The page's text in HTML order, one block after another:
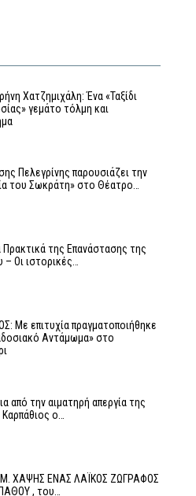
Χατζημιχάλη: Ένα «Ταξίδι
γεμάτο τόλμη και
Πελεγρίνης παρουσιάζει την
του Σωκράτη» στο Θέατρο…
της Επανάστασης της
Οι ιστορικές…
Με επιτυχία πραγματοποιήθηκε
Αντάμωμα» στο
από την αιματηρή απεργία της
ο…
Μ. ΧΑΨΗΣ ΕΝΑΣ ΛΑΪΚΟΣ ΖΩΓΡΑΦΟΣ
, του…